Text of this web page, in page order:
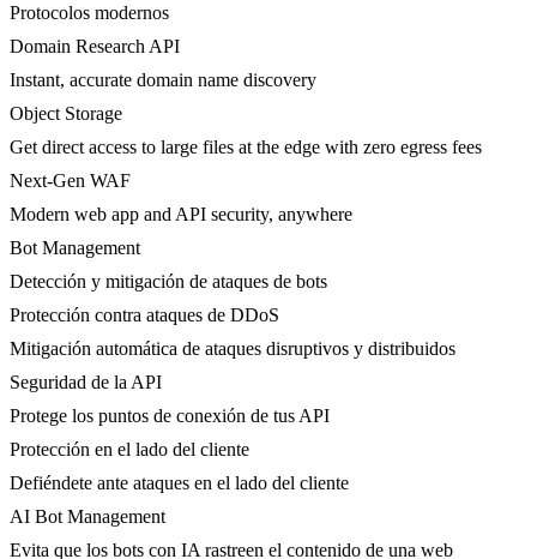
Protocolos modernos
Domain Research API
Instant, accurate domain name discovery
Object Storage
Get direct access to large files at the edge with zero egress fees
Next-Gen WAF
Modern web app and API security, anywhere
Bot Management
Detección y mitigación de ataques de bots
Protección contra ataques de DDoS
Mitigación automática de ataques disruptivos y distribuidos
Seguridad de la API
Protege los puntos de conexión de tus API
Protección en el lado del cliente
Defiéndete ante ataques en el lado del cliente
AI Bot Management
Evita que los bots con IA rastreen el contenido de una web